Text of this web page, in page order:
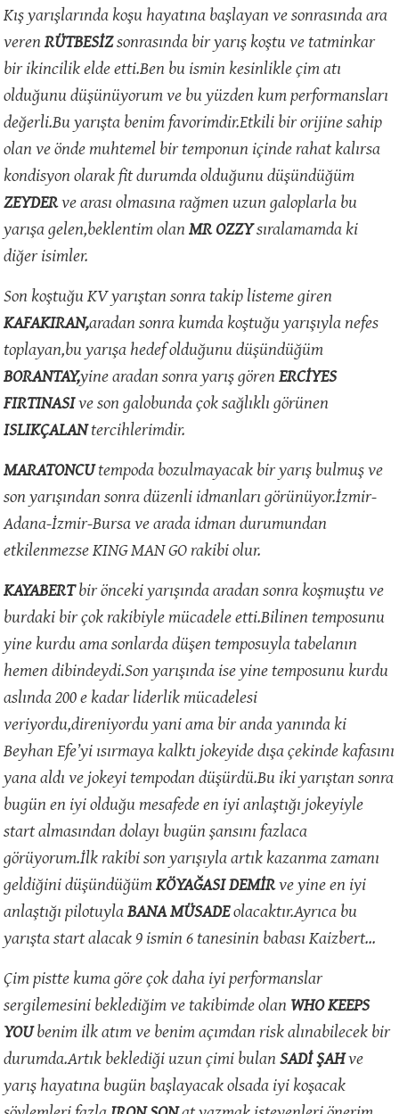
Kış yarışlarında koşu hayatına başlayan ve sonrasında ara
verenRÜTBESİZsonrasında bir yarış koştu ve tatminkar
bir ikincilik elde etti.Ben bu ismin kesinlikle çim atı
olduğunu düşünüyorum ve bu yüzden kum performansları
değerli.Bu yarışta benim favorimdir.Etkili bir orijine sahip
olan ve önde muhtemel bir temponun içinde rahat kalırsa
kondisyon olarak fit durumda olduğunu düşündüğüm
ZEYDERve arası olmasına rağmen uzun galoplarla bu
yarışa gelen,beklentim olanMR OZZYsıralamamda ki
diğer isimler.
Son koştuğu KV yarıştan sonra takip listeme giren
KAFAKIRAN,aradan sonra kumda koştuğu yarışıyla nefes
toplayan,bu yarışa hedef olduğunu düşündüğüm
BORANTAY,yine aradan sonra yarış görenERCİYES
FIRTINASIve son galobunda çok sağlıklı görünen
ISLIKÇALANtercihlerimdir.
MARATONCUtempoda bozulmayacak bir yarış bulmuş ve
son yarışından sonra düzenli idmanları görünüyor.İzmir-
Adana-İzmir-Bursa ve arada idman durumundan
etkilenmezse KING MAN GO rakibi olur.
KAYABERTbir önceki yarışında aradan sonra koşmuştu ve
burdaki bir çok rakibiyle mücadele etti.Bilinen temposunu
yine kurdu ama sonlarda düşen temposuyla tabelanın
hemen dibindeydi.Son yarışında ise yine temposunu kurdu
aslında 200 e kadar liderlik mücadelesi
veriyordu,direniyordu yani ama bir anda yanında ki
Beyhan Efe’yi ısırmaya kalktı jokeyide dışa çekinde kafasını
yana aldı ve jokeyi tempodan düşürdü.Bu iki yarıştan sonra
bugün en iyi olduğu mesafede en iyi anlaştığı jokeyiyle
start almasından dolayı bugün şansını fazlaca
görüyorum.İlk rakibi son yarışıyla artık kazanma zamanı
geldiğini düşündüğümKÖYAĞASI DEMİRve yine en iyi
anlaştığı pilotuylaBANA MÜSADEolacaktır.Ayrıca bu
yarışta start alacak 9 ismin 6 tanesinin babası Kaizbert…
Çim pistte kuma göre çok daha iyi performanslar
sergilemesini beklediğim ve takibimde olanWHO KEEPS
YOUbenim ilk atım ve benim açımdan risk alınabilecek bir
durumda.Artık beklediği uzun çimi bulanSADİ ŞAHve
yarış hayatına bugün başlayacak olsada iyi koşacak